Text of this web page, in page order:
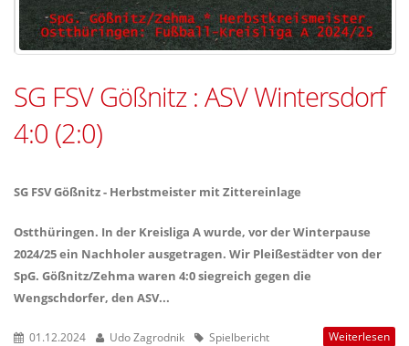
SG FSV Gößnitz : ASV Wintersdorf
4:0 (2:0)
SG FSV Gößnitz - Herbstmeister mit Zittereinlage
Ostthüringen. In der Kreisliga A wurde, vor der Winterpause
2024/25 ein Nachholer ausgetragen. Wir Pleißestädter von der
SpG. Gößnitz/Zehma waren 4:0 siegreich gegen die
Wengschdorfer, den ASV...
01.12.2024 Udo Zagrodnik Spielbericht Weiterlesen